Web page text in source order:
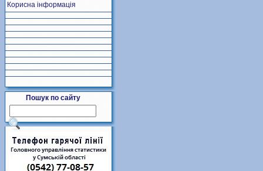
Корисна інформація
Пошук по сайту